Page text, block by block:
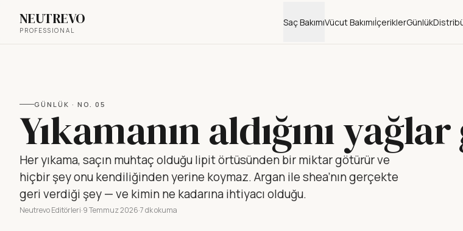
NEUTREVO
PROFESSIONAL
Saç BakımıVücut BakımıİçeriklerGünlük
GÜNLÜK · NO. 05
Yıkamanın aldığını
Her yıkama, saçın muhtaç olduğu lipit örtüsünden bir miktar götürür ve
hiçbir şey onu kendiliğinden yerine koymaz. Argan ile shea’nın gerçekte
geri verdiği şey — ve kimin ne kadarına ihtiyacı olduğu.
Neutrevo Editörleri·9 Temmuz 2026·7 dk okuma